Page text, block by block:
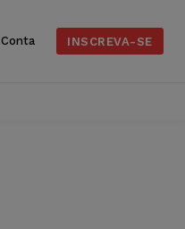
Conta INSCREVA-SE